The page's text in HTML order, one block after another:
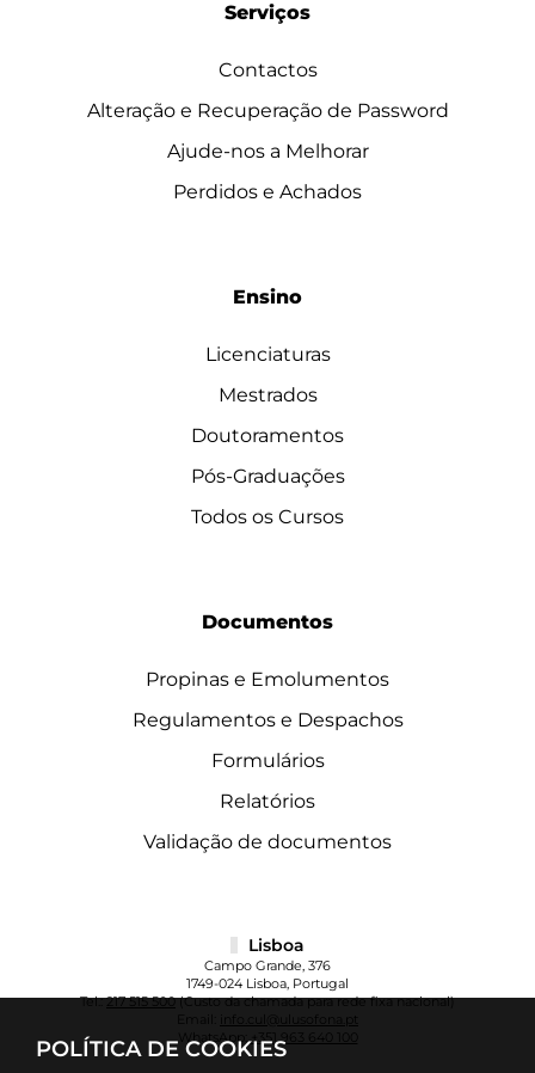
POLÍTICA DE COOKIES
Serviços
Contactos
Alteração e Recuperação de Password
Ajude-nos a Melhorar
Perdidos e Achados
Ensino
Licenciaturas
Mestrados
Doutoramentos
Pós-Graduações
Todos os Cursos
Documentos
Propinas e Emolumentos
Regulamentos e Despachos
Formulários
Relatórios
Validação de documentos
Lisboa
Campo Grande, 376
1749-024 Lisboa, Portugal
Tel.:217 515 500(Custo da chamada para rede fixa nacional)
info.cul@ulusofona.pt
WhatsApp:+351 963 640 100